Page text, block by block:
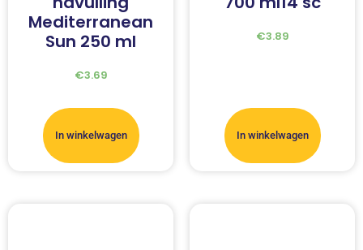
Mediterranean
Sun 250 ml
€3.69
In winkelwagen
€3.89
In winkelwagen